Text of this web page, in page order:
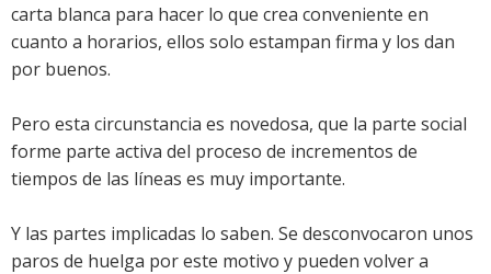
carta blanca para hacer lo que crea conveniente en
cuanto a horarios, ellos solo estampan firma y los dan
por buenos.
Pero esta circunstancia es novedosa, que la parte social
forme parte activa del proceso de incrementos de
tiempos de las líneas es muy importante.
Y las partes implicadas lo saben. Se desconvocaron unos
paros de huelga por este motivo y pueden volver a